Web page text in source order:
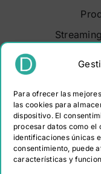
Para ofrecer las
las cookies para
dispositivo. El
procesar datos como el
identificaciones únicas
consentimiento, puede
características y